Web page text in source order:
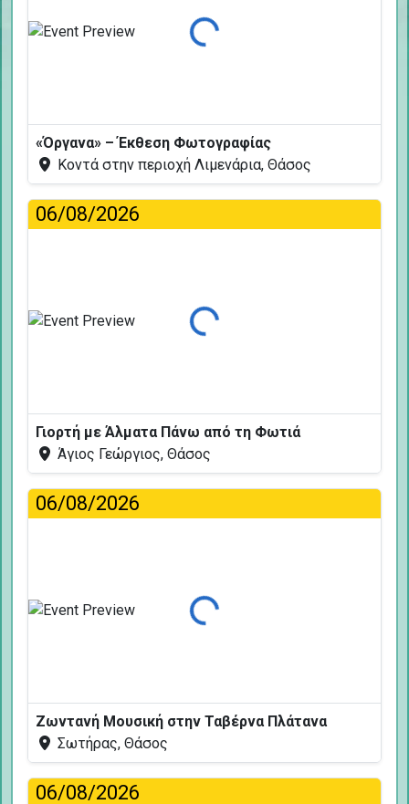
Φόρτωση...
«Όργανα» – Έκθεση Φωτογραφίας
Κοντά στην περιοχή Λιμενάρια, Θάσος
06/08/2026
Φόρτωση...
Γιορτή με Άλματα Πάνω από τη Φωτιά
Άγιος Γεώργιος, Θάσος
06/08/2026
Φόρτωση...
Ζωντανή Μουσική στην Ταβέρνα Πλάτανα
Σωτήρας, Θάσος
06/08/2026